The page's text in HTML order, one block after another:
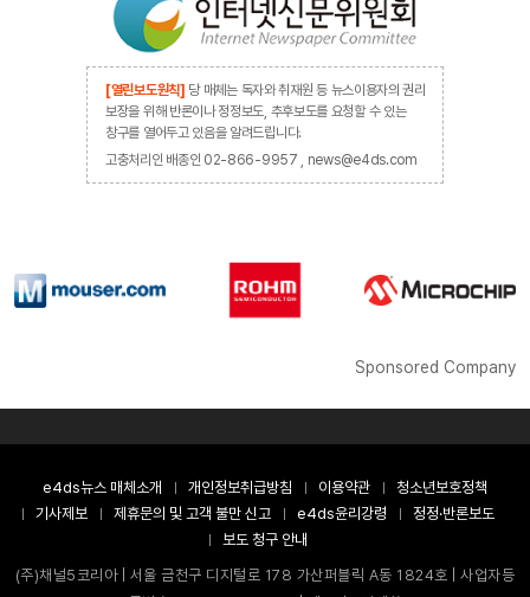
[열린보도원칙] 당 매체는 독자와 취재원 등 뉴스이용자의 권리
보장을 위해 반론이나 정정보도, 추후보도를 요청할 수 있는
창구를 열어두고 있음을 알려드립니다.
고충처리인 배종인 02-866-9957 , news@e4ds.com
Sponsored Company
e4ds뉴스 매체소개 개인정보취급방침 이용약관
청소년보호정책
기사제보
제휴문의 및 고객 불만 신고 e4ds윤리강령
정정·반론보도
보도 청구 안내
(주)채널5코리아 | 서울 금천구 디지털로 178 가산퍼블릭 A동 1824호 | 사업자등